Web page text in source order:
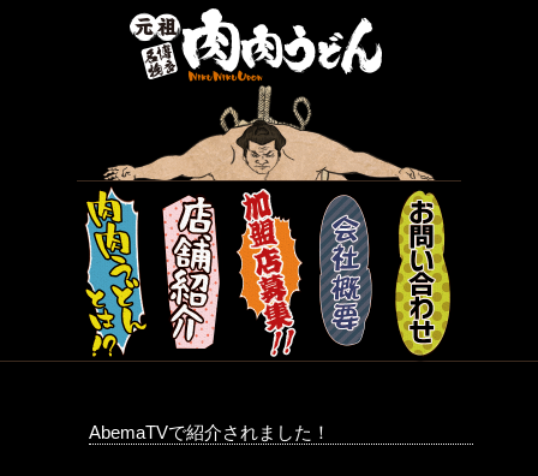
AbemaTVで紹介されました！